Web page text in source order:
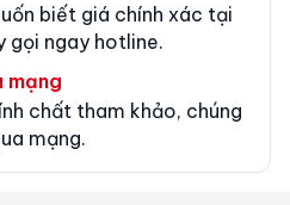
biết giá chính xác tại
gọi ngay hotline.
mạng
chất tham khảo, chúng
mạng.